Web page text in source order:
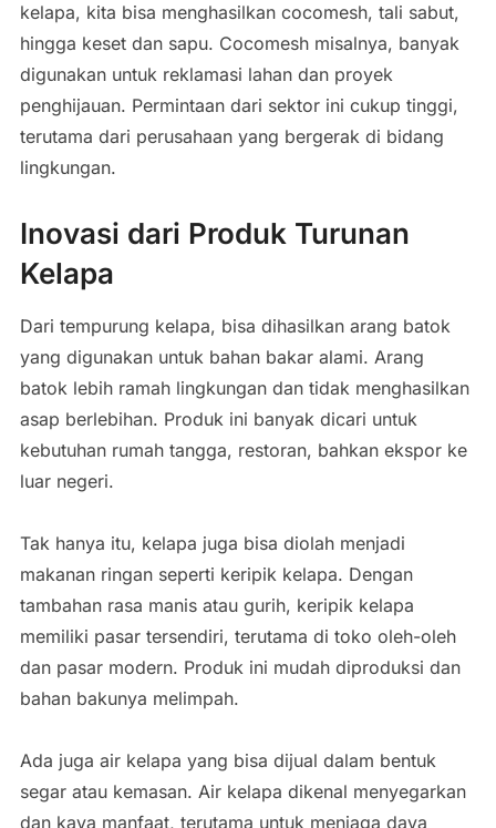
kelapa, kita bisa menghasilkan cocomesh, tali sabut,
hingga keset dan sapu. Cocomesh misalnya, banyak
digunakan untuk reklamasi lahan dan proyek
penghijauan. Permintaan dari sektor ini cukup tinggi,
terutama dari perusahaan yang bergerak di bidang
lingkungan.
Inovasi dari Produk Turunan
Kelapa
Dari tempurung kelapa, bisa dihasilkan arang batok
yang digunakan untuk bahan bakar alami. Arang
batok lebih ramah lingkungan dan tidak menghasilkan
asap berlebihan. Produk ini banyak dicari untuk
kebutuhan rumah tangga, restoran, bahkan ekspor ke
luar negeri.
Tak hanya itu, kelapa juga bisa diolah menjadi
makanan ringan seperti keripik kelapa. Dengan
tambahan rasa manis atau gurih, keripik kelapa
memiliki pasar tersendiri, terutama di toko oleh-oleh
dan pasar modern. Produk ini mudah diproduksi dan
bahan bakunya melimpah.
Ada juga air kelapa yang bisa dijual dalam bentuk
segar atau kemasan. Air kelapa dikenal menyegarkan
dan kaya manfaat, terutama untuk menjaga daya